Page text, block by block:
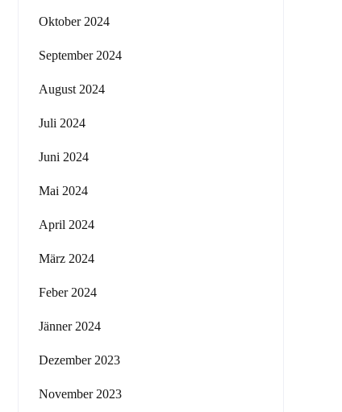
Oktober 2024
September 2024
August 2024
Juli 2024
Juni 2024
Mai 2024
April 2024
März 2024
Feber 2024
Jänner 2024
Dezember 2023
November 2023